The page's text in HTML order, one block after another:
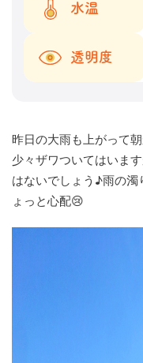
水温
透明度
昨日の大雨も上がって
少々ザワついてはいま
はないでしょう♪雨の濁
ょっと心配😢